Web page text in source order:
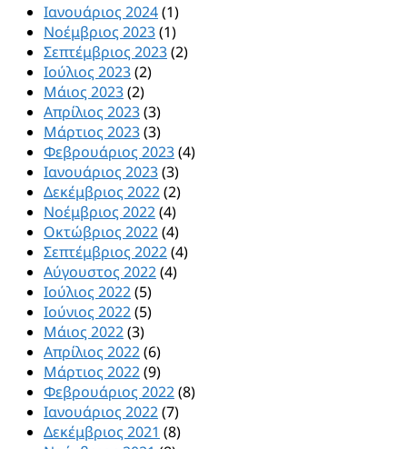
Ιανουάριος 2024(1)
Νοέμβριος 2023(1)
Σεπτέμβριος 2023(2)
Ιούλιος 2023(2)
Μάιος 2023(2)
Απρίλιος 2023(3)
Μάρτιος 2023(3)
Φεβρουάριος 2023(4)
Ιανουάριος 2023(3)
Δεκέμβριος 2022(2)
Νοέμβριος 2022(4)
Οκτώβριος 2022(4)
Σεπτέμβριος 2022(4)
Αύγουστος 2022(4)
Ιούλιος 2022(5)
Ιούνιος 2022(5)
Μάιος 2022(3)
Απρίλιος 2022(6)
Μάρτιος 2022(9)
Φεβρουάριος 2022(8)
Ιανουάριος 2022(7)
Δεκέμβριος 2021 (8)